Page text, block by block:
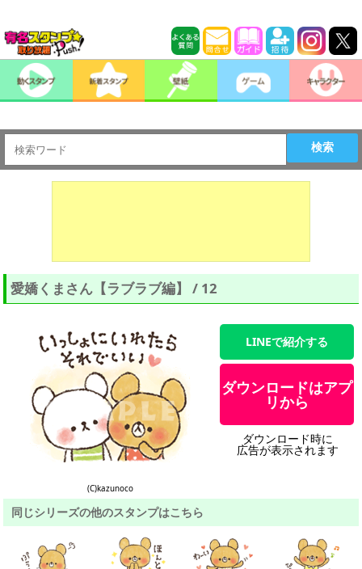
検索
愛嬌くまさん【ラブラブ編】 / 12
(C)kazunoco
LINEで紹介する
ダウンロードはアプ
リから
ダウンロード時に
広告が表示されます
同じシリーズの他のスタンプはこちら